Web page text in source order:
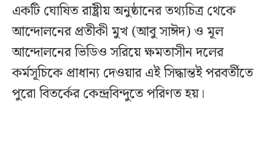
একটি ঘোষিত রাষ্ট্রীয় অনুষ্ঠানের তথ্যচিত্র থেকে
আন্দোলনের প্রতীকী মুখ (আবু সাঈদ) ও মূল
আন্দোলনের ভিডিও সরিয়ে ক্ষমতাসীন দলের
কর্মসূচিকে প্রাধান্য দেওয়ার এই সিদ্ধান্তই পরবর্তীতে
পুরো বিতর্কের কেন্দ্রবিন্দুতে পরিণত হয়।